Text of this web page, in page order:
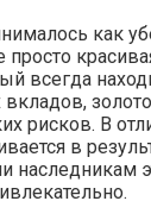
как
просто
всегда
рисков. В
в
наследникам